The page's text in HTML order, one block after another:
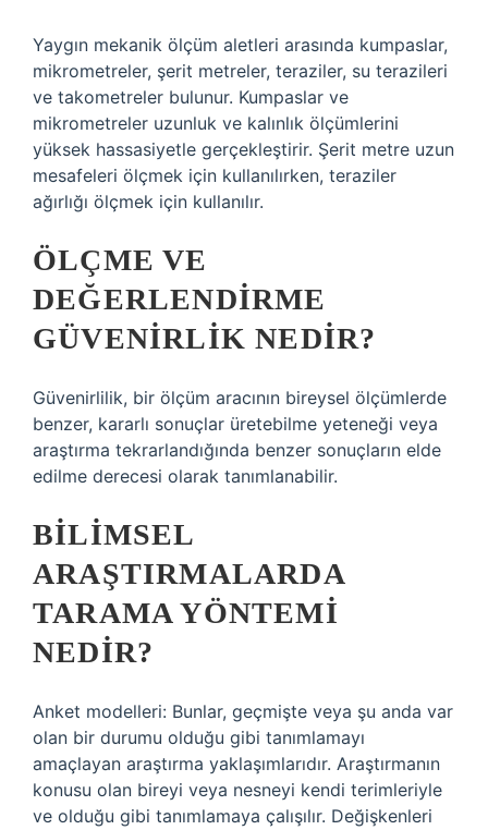
Yaygın mekanik ölçüm aletleri arasında kumpaslar,
mikrometreler, şerit metreler, teraziler, su terazileri
ve takometreler bulunur. Kumpaslar ve
mikrometreler uzunluk ve kalınlık ölçümlerini
yüksek hassasiyetle gerçekleştirir. Şerit metre uzun
mesafeleri ölçmek için kullanılırken, teraziler
ağırlığı ölçmek için kullanılır.
ÖLÇME VE
DEĞERLENDIRME
GÜVENIRLIK NEDIR?
Güvenirlilik, bir ölçüm aracının bireysel ölçümlerde
benzer, kararlı sonuçlar üretebilme yeteneği veya
araştırma tekrarlandığında benzer sonuçların elde
edilme derecesi olarak tanımlanabilir.
BILIMSEL
ARAŞTIRMALARDA
TARAMA YÖNTEMI
NEDIR?
Anket modelleri: Bunlar, geçmişte veya şu anda var
olan bir durumu olduğu gibi tanımlamayı
amaçlayan araştırma yaklaşımlarıdır. Araştırmanın
konusu olan bireyi veya nesneyi kendi terimleriyle
ve olduğu gibi tanımlamaya çalışılır. Değişkenleri